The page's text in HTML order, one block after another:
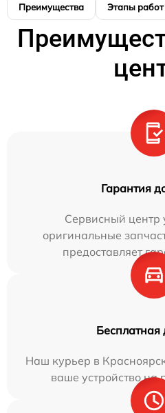
Преимущества Этапы работ
Гарантия
Сервисный центр
оригинальные
предоставляет
Бесплатная
Наш курьер в
ваше устройство на